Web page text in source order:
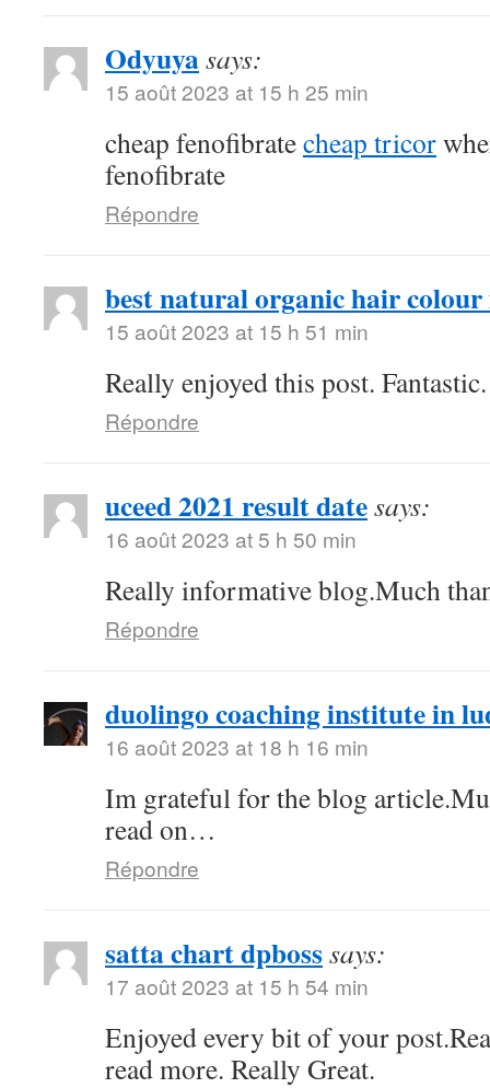
Odyuyasays:
15 août 2023 at 15 h 25 min
cheap fenofibratecheap tricor
fenofibrate
Répondre
best natural organic hair
15 août 2023 at 15 h 51 min
Really enjoyed this post. Fantastic.
Répondre
uceed 2021 result datesays:
16 août 2023 at 5 h 50 min
Really informative blog.Much
Répondre
duolingo coaching institute in
16 août 2023 at 18 h 16 min
Im grateful for the blog
read on…
Répondre
satta chart dpbosssays:
17 août 2023 at 15 h 54 min
Enjoyed every bit of your
read more. Really Great.